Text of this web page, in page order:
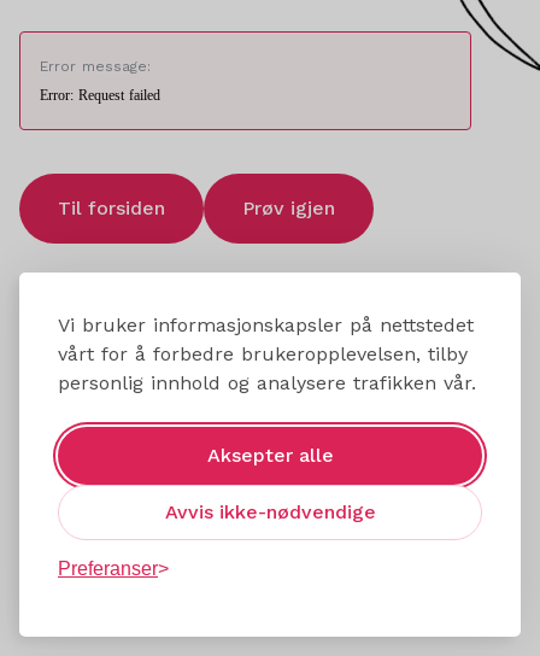
Vi bruker informasjonskapsler på nettstedet
vårt for å forbedre brukeropplevelsen, tilby
personlig innhold og analysere trafikken vår.
Aksepter alle
Avvis ikke-nødvendige
Preferanser
Error message:
Error: Request failed
Til forsiden Prøv igjen